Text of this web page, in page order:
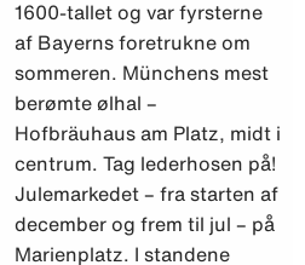
1600-tallet og var fyrsterne
af Bayerns foretrukne om
sommeren. Münchens mest
berømte ølhal –
Hofbräuhaus am Platz, midt i
centrum. Tag lederhosen på!
Julemarkedet – fra starten af
december og frem til jul – på
Marienplatz. I standene